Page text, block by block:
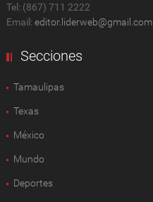
Tel: (867) 711 2222
Email: editor.liderweb@gmail.com
Secciones
Tamaulipas
Texas
México
Mundo
Deportes